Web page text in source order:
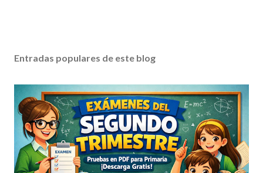
Entradas populares de este blog